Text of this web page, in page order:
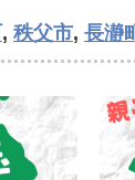
, 秩父市, 長瀞町